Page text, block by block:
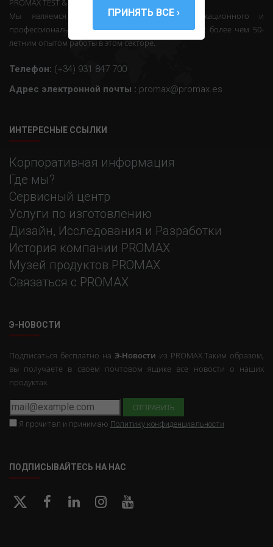
PROMAX TEST & MEASUREMENT, SLU ©
Мы являемся производителями телекоммуникационного и
профессионального электронного оборудования с более чем 50-
летним опытом работы в этом секторе.
Телефон: (+34) 931 847 700
Адрес электронной почты : promax@promax.es
ИНТЕРЕСНЫЕ ССЫЛКИ
Корпоративная информация
Где мы?
Сервисный центр
Услуги по изготовлению
Дизайн, Исследования и Разработки
История компании PROMAX
Музей продуктов PROMAX
Связаться с PROMAX
Э-НОВОСТИ
Подписаться бесплатно на Э-Новости из PROMAX.Таким образом,
вы получаете в своем почтовом ящике все новости о наших
продуктах.
Я прочитал и принимаю Политику конфиденциальности
ПОДПИСЫВАЙТЕСЬ НА НАС